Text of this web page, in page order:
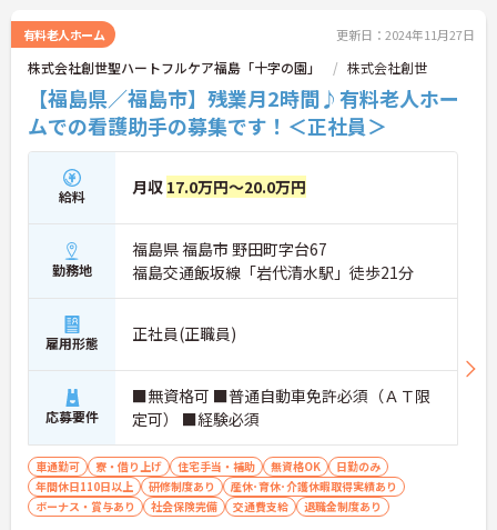
有料老人ホーム 更新日：2024年11月27日
株式会社創世聖ハートフルケア福島「十字の園」 株式会社創世
【福島県／福島市】残業月2時間♪有料老人ホー
ムでの看護助手の募集です！＜正社員＞
給料 月収 17.0万円～20.0万円
勤務地
福島県 福島市 野田町字台67
福島交通飯坂線「岩代清水駅」徒歩21分
雇用形態 正社員(正職員)
応募要件
■無資格可 ■普通自動車免許必須（ＡＴ限
定可） ■経験必須
車通勤可 寮・借り上げ 住宅手当・補助 無資格OK
日勤のみ
年間休日110日以上
研修制度あり
産休･育休･介護休暇取得実績あり
ボーナス・賞与あり
社会保険完備 交通費支給 退職金制度あり